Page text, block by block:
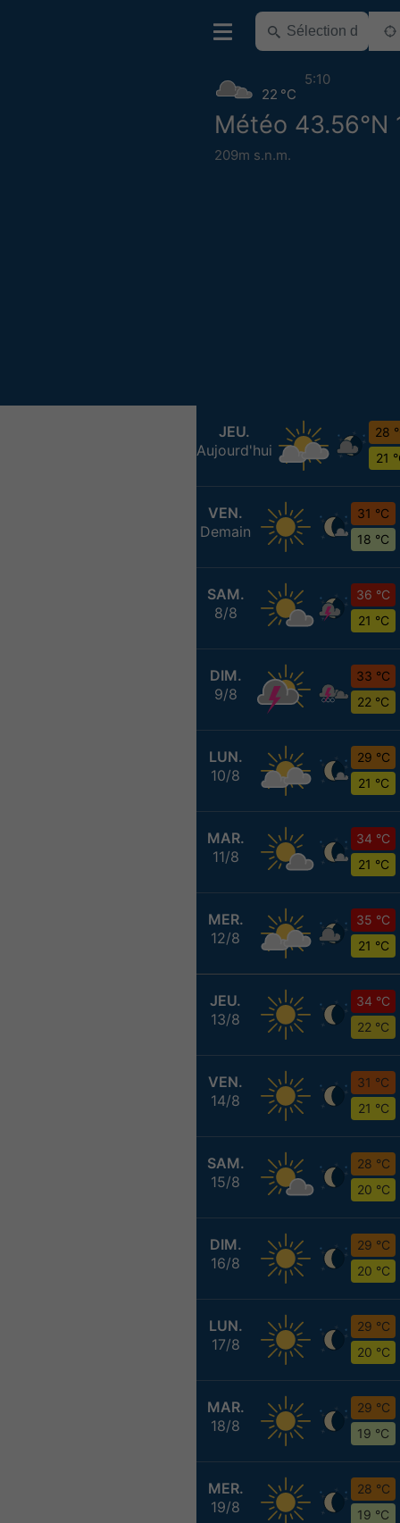
Météo 43.56°N
209m s.n.m.
22 °C
5:10
JEU.
Aujourd'hui
28
21
VEN.
Demain
31 °C
18 °C
SAM.
8/8
36 °C
21 °C
DIM.
9/8
33 °C
22 °C
LUN.
10/8
29 °C
21 °C
MAR.
11/8
34 °C
21 °C
MER.
12/8
35 °C
21 °C
JEU.
13/8
34 °C
22 °C
VEN.
14/8
31 °C
21 °C
SAM.
15/8
28 °C
20 °C
DIM.
16/8
29 °C
20 °C
LUN.
17/8
29 °C
20 °C
MAR.
18/8
29 °C
19 °C
MER.
19/8
28 °C
19 °C